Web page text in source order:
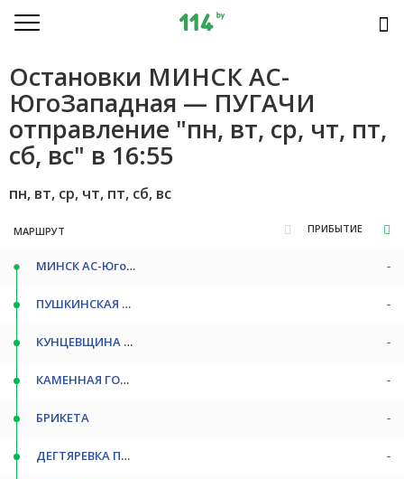
Остановки МИНСК АС-
ЮгоЗападная — ПУГАЧИ
отправление "пн, вт, ср, чт, пт,
сб, вс" в 16:55
пн, вт, ср, чт, пт, сб, вс
МАРШРУТ ПРИБЫТИЕ
МИНСК АС-ЮгоЗападная -
ПУШКИНСКАЯ СТ/М -
КУНЦЕВЩИНА СТ/М -
КАМЕННАЯ ГОРКА СТ/М -
БРИКЕТА -
ДЕГТЯРЕВКА ПОВ -